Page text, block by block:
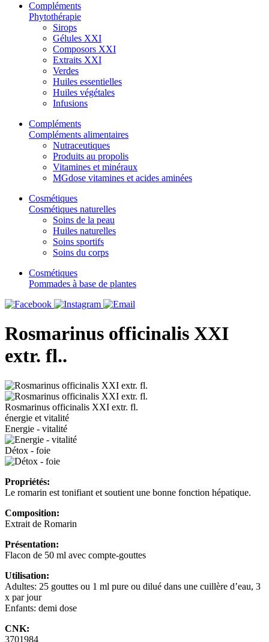
Compléments
Phytothérapie
Sirops
Gélules XXI
Composors XXI
Extraits XXI
Verdes
Huiles essentielles
Huiles végétales
Infusions
Compléments
Compléments alimentaires
Nutraceutiques
Produits au propolis
Vitamines et minéraux
MGdose vitamines et acides aminées
Cosmétiques
Cosmétiques naturelles
Soins de la peau
Huiles naturelles
Soins sportifs
Soins du corps
Cosmétiques
Pommades à base de plantes
Rosmarinus officinalis XXI
extr. fl..
Rosmarinus officinalis XXI extr. fl.
énergie et vitalité
Energie - vitalité
Détox - foie
Propriétés:
Le romarin est tonifiant et soutient une bonne fonction hépatique.
Composition:
Extrait de Romarin
Présentation:
Flacon de 50 ml avec compte-gouttes
Utilisation:
Adultes: 25 gouttes ou 1 ml pure ou dilué dans une cuillère d’eau, 3
x par jour
Enfants: demi dose
CNK:
3701984